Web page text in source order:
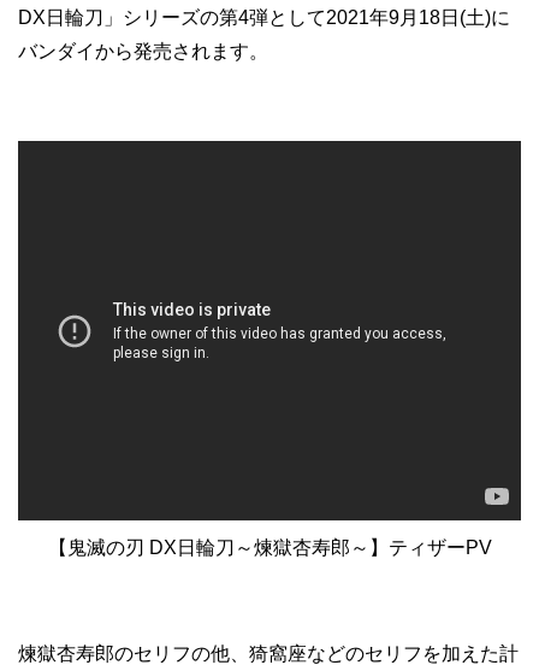
DX日輪刀」シリーズの第4弾として2021年9月18日(土)に
バンダイから発売されます。
【鬼滅の刃 DX日輪刀～煉獄杏寿郎～】ティザーPV
煉獄杏寿郎のセリフの他、猗窩座などのセリフを加えた計